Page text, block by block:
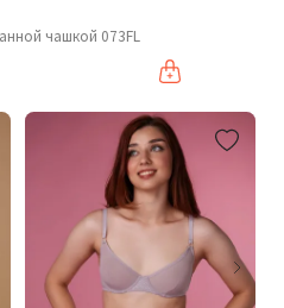
чашкой 073FL